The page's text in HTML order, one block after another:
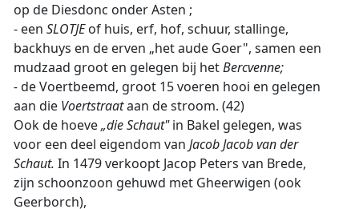
op de Diesdonc onder Asten ;
- een SLOTJEof huis, erf, hof, schuur, stallinge,
backhuys en de erven „het aude Goer", samen een
mudzaad groot en gelegen bij hetBercvenne;
-de Voertbeemd, groot 15 voeren hooi en gelegen
aan die Voertstraataan de stroom. (42)
Ook de hoeve„die Schaut"in Bakel gelegen, was
voor een deel eigendom van Jacob Jacob van der
Schaut. In 1479 verkoopt Jacop Peters van Brede,
zijn schoonzoon gehuwd met Gheerwigen (ook
Geerborch),